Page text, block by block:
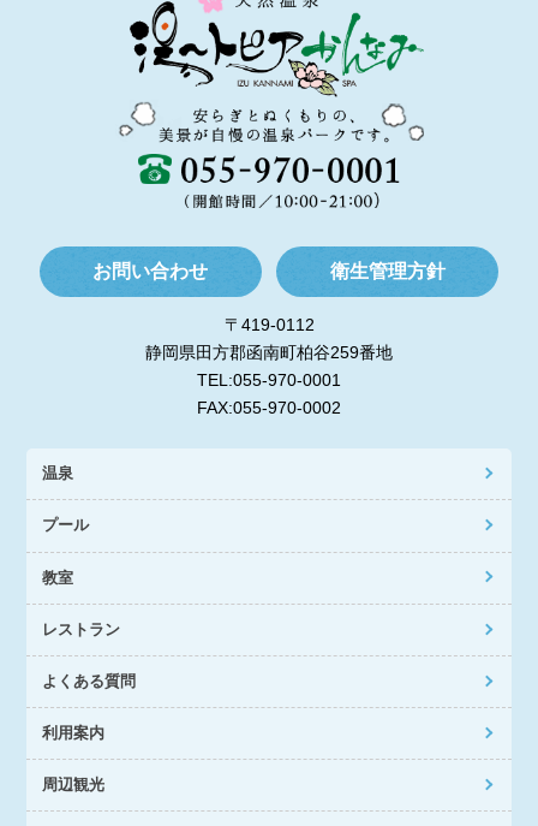
お問い合わせ 衛生管理方針
〒419-0112
静岡県田方郡函南町柏谷259番地
TEL:055-970-0001
FAX:055-970-0002
温泉
プール
教室
レストラン
よくある質問
利用案内
周辺観光